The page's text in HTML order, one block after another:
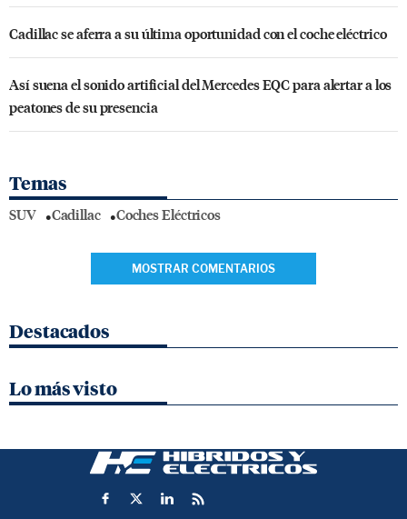
Cadillac se aferra a su última oportunidad con el coche eléctrico
Así suena el sonido artificial del Mercedes EQC para alertar a los
peatones de su presencia
Temas
SUV Cadillac Coches Eléctricos
MOSTRAR COMENTARIOS
Destacados
Lo más visto